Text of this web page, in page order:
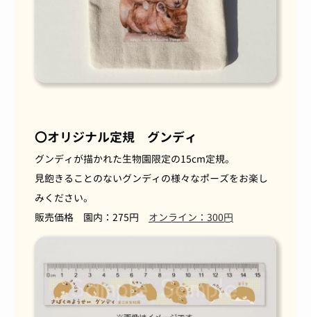
〇オリジナル定規 グンディ
グンディが描かれた生物園限定の15cm定規。
見飽きることのないグンディの様々なポーズをお楽し
みください。
販売価格 園内：275円 オンライン：300円